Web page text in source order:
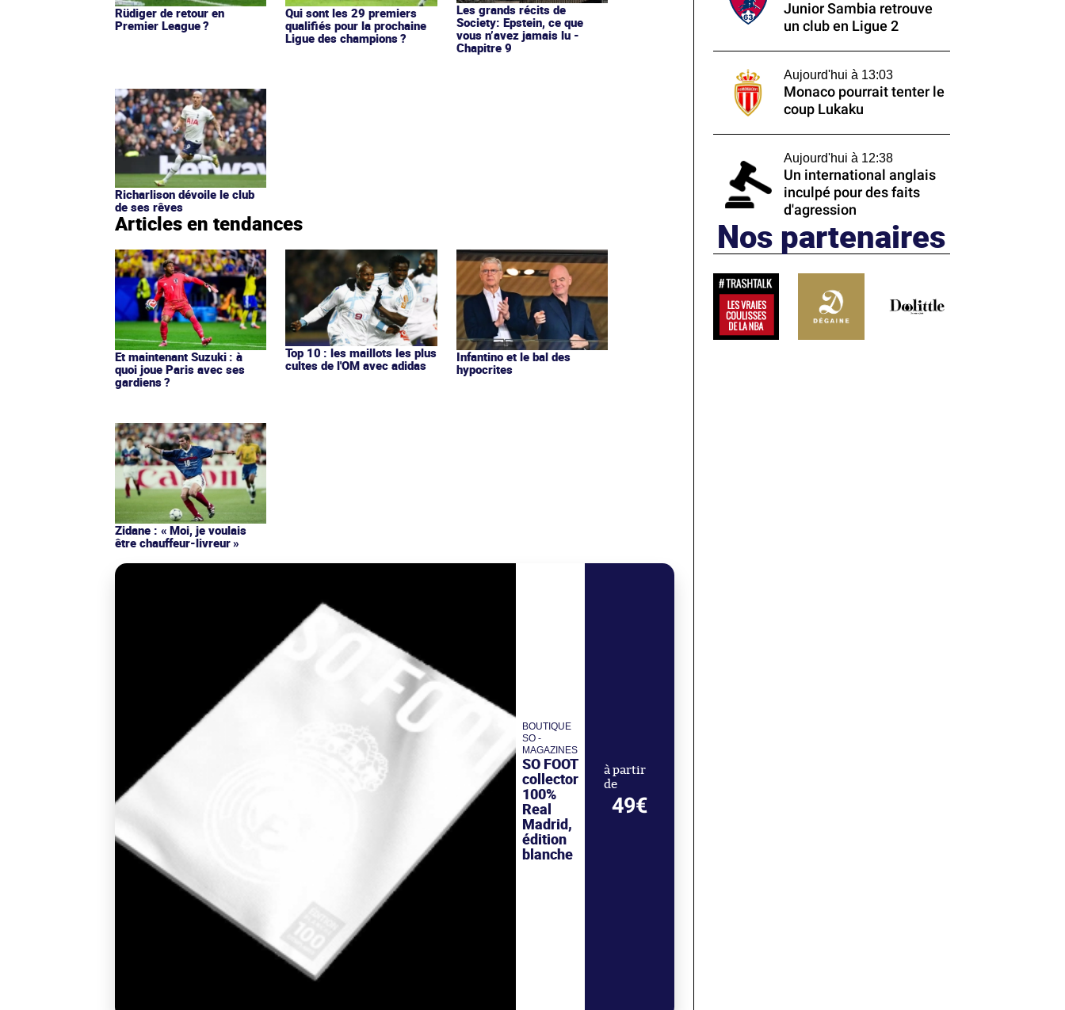
Rüdiger de retour en
Premier League ?
Qui sont les 29 premiers
qualifiés pour la prochaine
Ligue des champions ?
Les grands récits de
Society: Epstein, ce que
vous n’avez jamais lu -
Chapitre 9
Richarlison dévoile le club
de ses rêves
Articles en tendances
Et maintenant Suzuki : à
quoi joue Paris avec ses
gardiens ?
Top 10 : les maillots les plus
cultes de l'OM avec adidas
Infantino et le bal des
hypocrites
Zidane : « Moi, je voulais
être chauffeur-livreur »
BOUTIQUE
SO -
MAGAZINES
SO FOOT
collector
100%
Real
Madrid,
édition
blanche
à partir
de
49€
Junior Sambia retrouve
un club en Ligue 2
Aujourd'hui à 13:03
Monaco pourrait tenter le
coup Lukaku
Aujourd'hui à 12:38
Un international anglais
inculpé pour des faits
d'agression
Nos partenaires